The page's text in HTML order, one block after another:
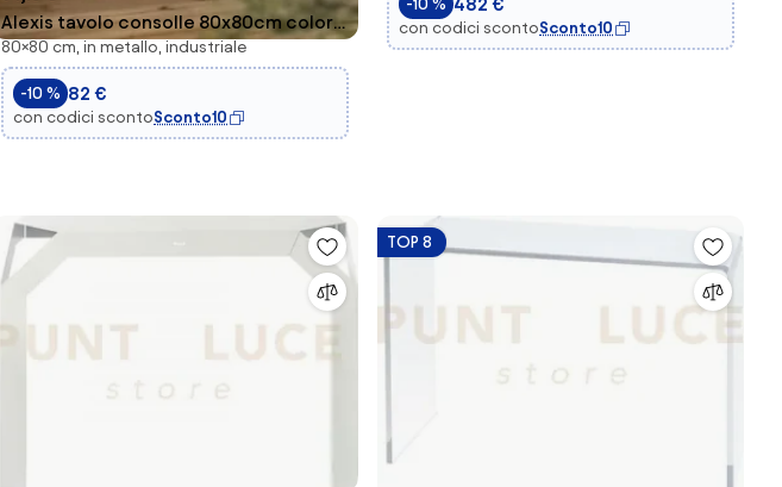
Alexis tavolo consolle 80x80cm colore
nero in metallo
80×80 cm, in metallo, industriale
-10 % 82 €
con codici scontoSconto10
-10 %
con codici scontoSconto10
TOP 8